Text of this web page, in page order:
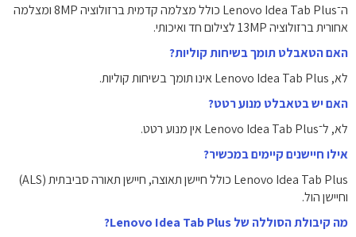
ה־Lenovo Idea Tab Plus כולל מצלמה קדמית ברזולוציה ‎8MP‎ ומצלמה
אחורית ברזולוציה ‎13MP‎ לצילום חד ואיכותי.
האם הטאבלט תומך בשיחות קוליות?
לא, Lenovo Idea Tab Plus אינו תומך בשיחות קוליות.
האם יש בטאבלט מנוע רטט?
לא, ל־Lenovo Idea Tab Plus אין מנוע רטט.
אילו חיישנים קיימים במכשיר?
Lenovo Idea Tab Plus כולל חיישן תאוצה, חיישן תאורה סביבתית (ALS)
וחיישן הול.
מה קיבולת הסוללה של Lenovo Idea Tab Plus?